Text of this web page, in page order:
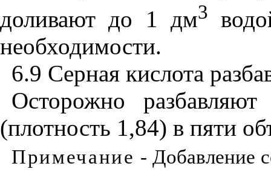
доливают до 1 дм3
необходимости.
6.9 Серная кислота
Осторожно
(плотность 1,84) в пяти
Примечание - Добавление